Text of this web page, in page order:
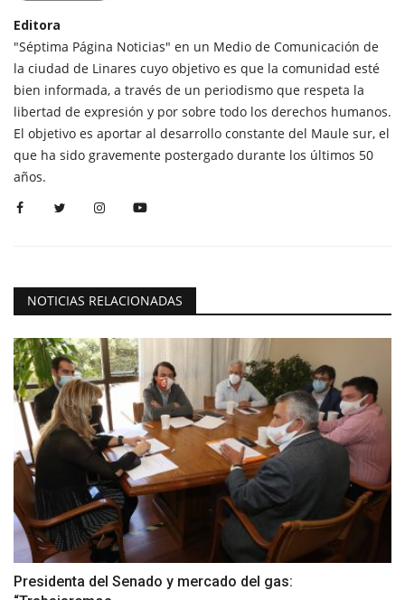
Editora
"Séptima Página Noticias" en un Medio de Comunicación de
la ciudad de Linares cuyo objetivo es que la comunidad esté
bien informada, a través de un periodismo que respeta la
libertad de expresión y por sobre todo los derechos humanos.
El objetivo es aportar al desarrollo constante del Maule sur, el
que ha sido gravemente postergado durante los últimos 50
años.
NOTICIAS RELACIONADAS
Presidenta del Senado y mercado del gas: